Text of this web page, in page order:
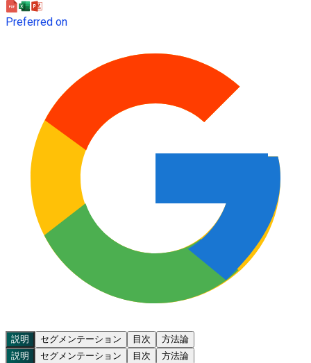
Preferred on
説明 セグメンテーション 目次
方法論
説明
セグメンテーション 目次
方法論